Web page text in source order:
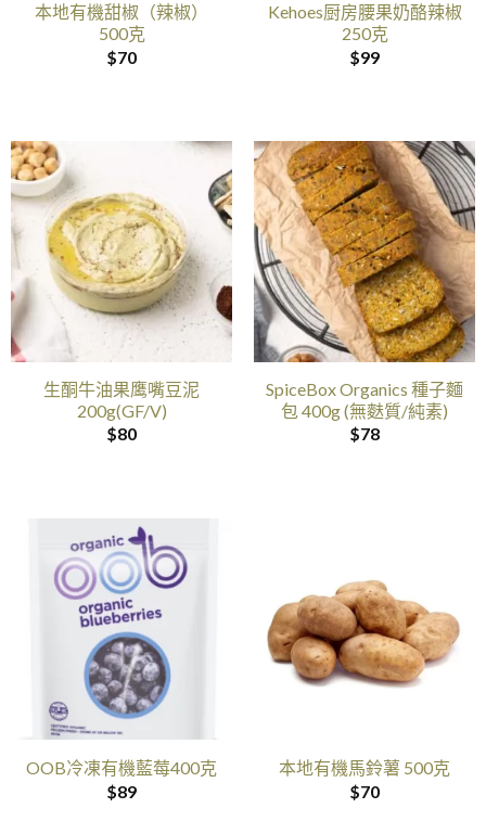
本地有機甜椒（辣椒）
500克
$70
Kehoes厨房腰果奶酪辣椒
250克
$99
生酮牛油果鹰嘴豆泥
200g(GF/V)
$80
SpiceBox Organics 種子麵
包 400g (無麩質/純素)
$78
OOB冷凍有機藍莓400克
$89
本地有機馬鈴薯 500克
$70